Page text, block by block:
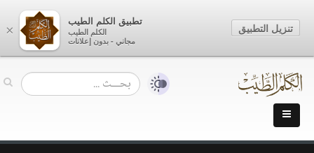
×
تطبيق الكلم الطيب
الكلم الطيب
مجاني - بدون إعلانات
تنزيل التطبيق